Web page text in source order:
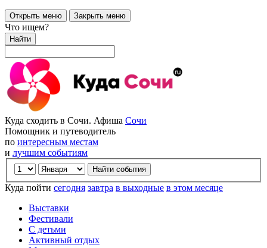
Открыть меню Закрыть меню
Что ищем?
Найти
Куда сходить в Сочи. Афиша Сочи
Помощник и путеводитель
по интересным местам
и лучшим событиям
Куда пойти сегодня завтра в выходные в этом месяце
Выставки
Фестивали
С детьми
Активный отдых